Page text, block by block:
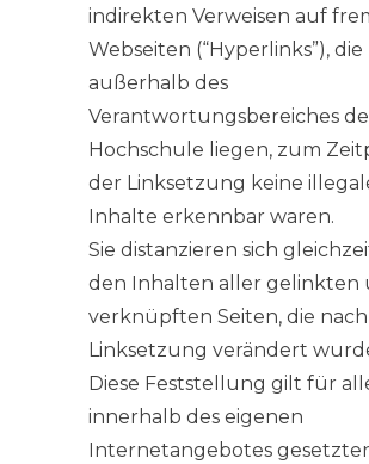
indirekten Verweisen auf
Webseiten (“Hyperlinks”), die
außerhalb des
Verantwortungsbereiches
Hochschule liegen, zum
der Linksetzung keine
Inhalte erkennbar waren.
Sie distanzieren sich
den Inhalten aller gelinkten
verknüpften Seiten, die
Linksetzung verändert
Diese Feststellung gilt für
innerhalb des eigenen
Internetangebotes